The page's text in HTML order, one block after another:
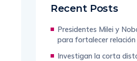
Recent Posts
Presidentes Milei y
para fortalecer
Investigan la corta